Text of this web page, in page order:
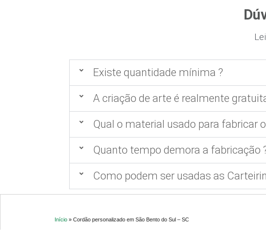
Existe quantidade mínima ?
A criação de arte é realmente
Qual o material usado para fabricar
Quanto tempo demora a fabricação
Como podem ser usadas as
Início » Cordão personalizado em São Bento do Sul – SC